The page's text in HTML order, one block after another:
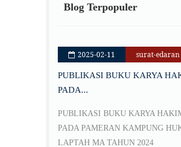
Blog Terpopuler
2025-02-11 surat-edaran
PUBLIKASI BUKU KARYA
PADA...
PUBLIKASI BUKU KARYA
PADA PAMERAN KAMPUNG
LAPTAH MA TAHUN 2024